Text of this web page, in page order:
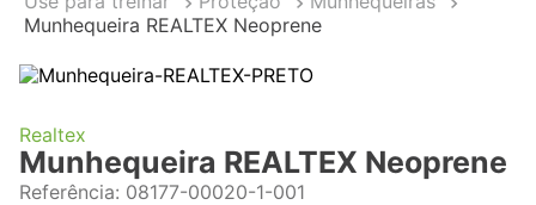
Munhequeira REALTEX Neoprene
Realtex
Munhequeira REALTEX Neoprene
Referência: 08177-00020-1-001
3º
kenner